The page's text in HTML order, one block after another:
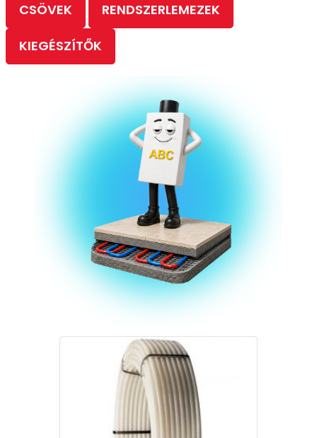
CSÖVEK RENDSZERLEMEZEK
KIEGÉSZÍTŐK